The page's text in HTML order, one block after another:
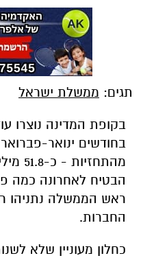
תגים: ממשלת ישראל
בקופת המדינה נוצרו
הבטיח לאחרונה כמה
ראש הממשלה נתניהו
החברות.
כחלון מעוניין שלא